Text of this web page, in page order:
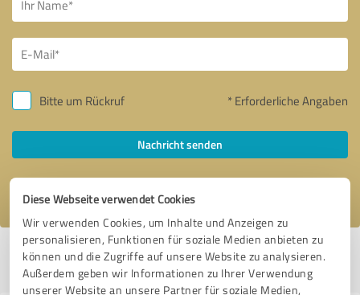
Diese Webseite verwendet Cookies
Wir verwenden Cookies, um Inhalte und Anzeigen zu
personalisieren, Funktionen für soziale Medien anbieten zu
können und die Zugriffe auf unsere Website zu analysieren.
Außerdem geben wir Informationen zu Ihrer Verwendung
unserer Website an unsere Partner für soziale Medien,
Bitte um Rückruf * Erforderliche Angaben
Nachricht senden
Ich stimme den
Profil aktiv seit 27.08.2023 |Letzte Aktualisierung: 23.10.2023|Profil
melden